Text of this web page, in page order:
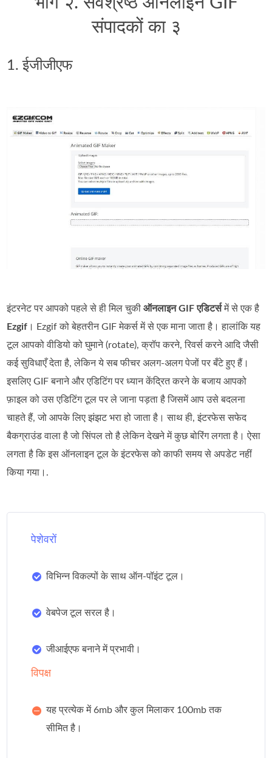
संपादकों का ३
1. ईजीजीएफ
इंटरनेट पर आपको पहले से ही मिल चुकीऑनलाइन GIF एडिटर्समें से एक है
Ezgif । Ezgif को बेहतरीन GIF मेकर्स में से एक माना जाता है। हालांकि यह
टूल आपको वीडियो को घुमाने (rotate), क्रॉप करने, रिवर्स करने आदि जैसी
कई सुविधाएँ देता है, लेकिन ये सब फीचर अलग‑अलग पेजों पर बँटे हुए हैं।
इसलिए GIF बनाने और एडिटिंग पर ध्यान केंद्रित करने के बजाय आपको
फ़ाइल को उस एडिटिंग टूल पर ले जाना पड़ता है जिसमें आप उसे बदलना
चाहते हैं, जो आपके लिए झंझट भरा हो जाता है। साथ ही, इंटरफेस सफेद
बैकग्राउंड वाला है जो सिंपल तो है लेकिन देखने में कुछ बोरिंग लगता है। ऐसा
लगता है कि इस ऑनलाइन टूल के इंटरफेस को काफी समय से अपडेट नहीं
किया गया।.
पेशेवरों
विभिन्न विकल्पों के साथ ऑन-पॉइंट टूल।
वेबपेज टूल सरल है।
जीआईएफ बनाने में प्रभावी।
विपक्ष
यह प्रत्येक में 6mb और कुल मिलाकर 100mb तक
सीमित है।